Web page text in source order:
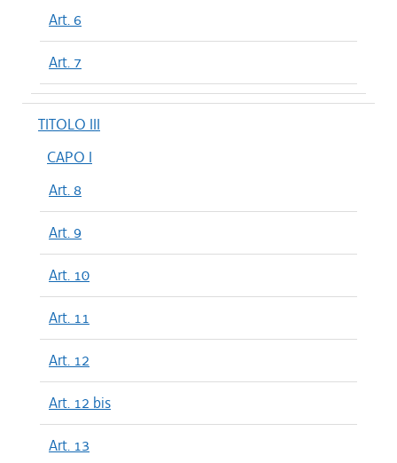
Art. 6
Art. 7
TITOLO III
CAPO I
Art. 8
Art. 9
Art. 10
Art. 11
Art. 12
Art. 12 bis
Art. 13